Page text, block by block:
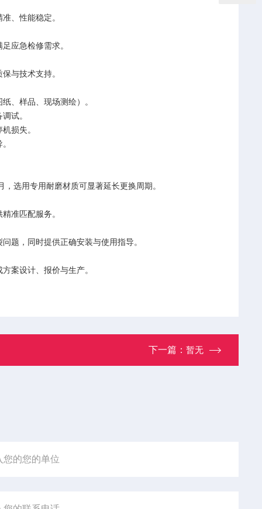
、性能稳定。
应急检修需求。
与技术支持。
、样品、现场测绘）。
试。
损失。
选用专用耐磨材质可显著延长更换周期。
准匹配服务。
题，同时提供正确安装与使用指导。
案设计、报价与生产。
下一篇： 暂无